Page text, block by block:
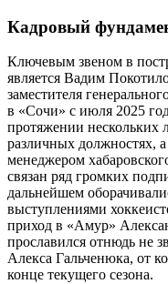
Кадровый
Ключевым звеном в
является Вадим
заместителя
в «Сочи» с июля 2025
протяжении нескольких
различных должностях,
менеджером
связан ряд громких
дальнейшем
выступлениями
приход в «Амур»
прославился отнюдь не
Алекса Гальченюка, от
конце текущего сезона.